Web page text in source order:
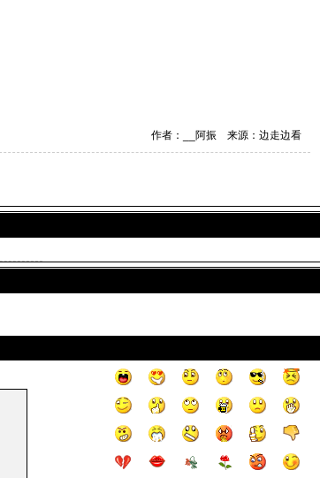
作者：__阿振 来源：边走边看